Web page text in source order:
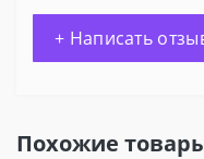
+ Написать
Похожие